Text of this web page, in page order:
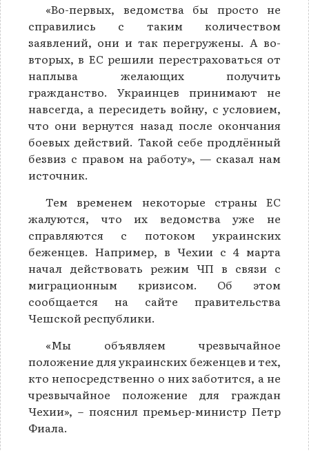
«Во-первых, ведомства бы просто не
справились с таким количеством
заявлений, они и так перегружены. А во-
вторых, в ЕС решили перестраховаться от
наплыва желающих получить
гражданство. Украинцев принимают не
навсегда, а пересидеть войну, с условием,
что они вернутся назад после окончания
боевых действий. Такой себе продлённый
безвиз с правом на работу», — сказал нам
источник.
Тем временем некоторые страны ЕС
жалуются, что их ведомства уже не
справляются с потоком украинских
беженцев. Например, в Чехии с 4 марта
начал действовать режим ЧП в связи с
миграционным кризисом. Об этом
сообщается на сайте правительства
Чешской республики.
«Мы объявляем чрезвычайное
положение для украинских беженцев и тех,
кто непосредственно о них заботится, а не
чрезвычайное положение для граждан
Чехии», – пояснил премьер-министр Петр
Фиала.